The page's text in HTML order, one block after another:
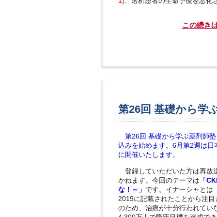
この続き
第26回 基礎から学
第26回 基礎から学ぶ薬剤師
込みを始めます。6月第2週は
に開催いたします。
登録していただいた方は再放
かねます。今回のテーマは 「
な！～」 です。イナーシャとは
2019に記載されたことから注
のため、治療が十分行われてい